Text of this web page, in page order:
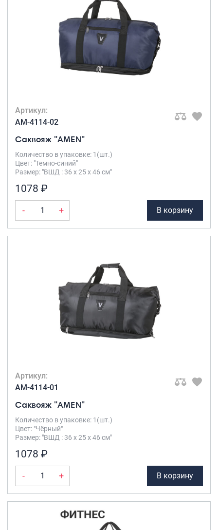
Артикул:
AM-4114-02
Саквояж "AMEN"
Количество в упаковке: 1(шт.)
Цвет: "Темно-синий"
Размер: "ВШД : 36 х 25 х 46 см"
1078 ₽
- + В корзину
Артикул:
AM-4114-01
Саквояж "AMEN"
Количество в упаковке: 1(шт.)
Цвет: "Чёрный"
Размер: "ВШД : 36 х 25 х 46 см"
1078 ₽
- + В корзину